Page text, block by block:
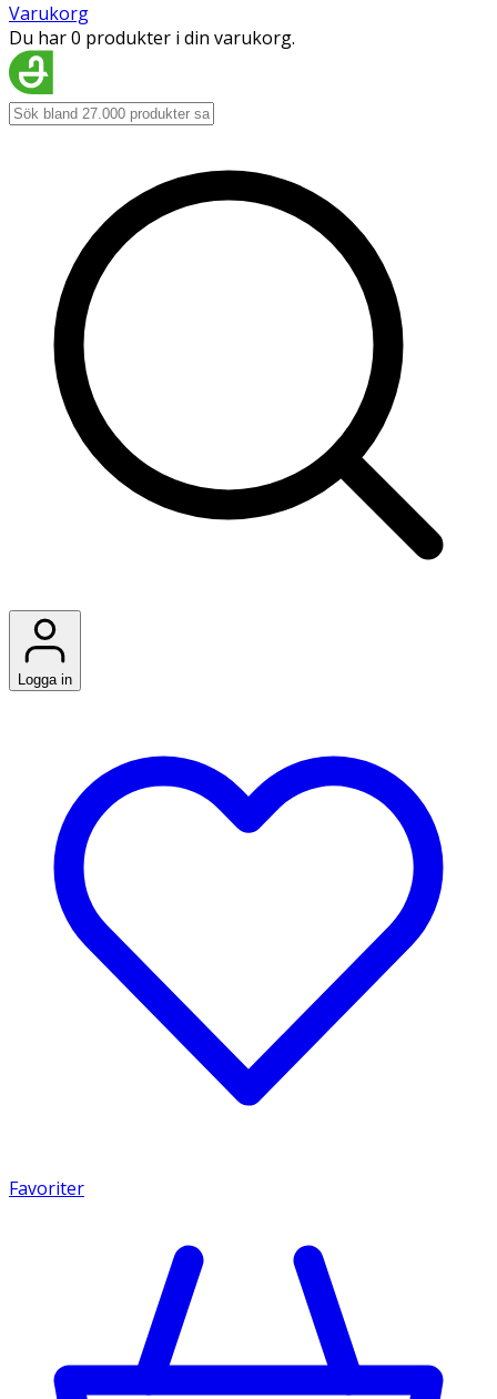
Varukorg
Du har 0 produkter i din varukorg.
Logga in
Favoriter